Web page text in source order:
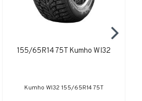
155/65R14 75T Kumho WI32
Kumho WI32 155/65R14 75T